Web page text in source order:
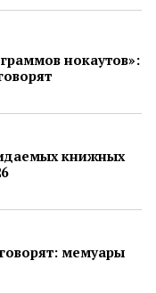
нокаутов»:
книжных
мемуары